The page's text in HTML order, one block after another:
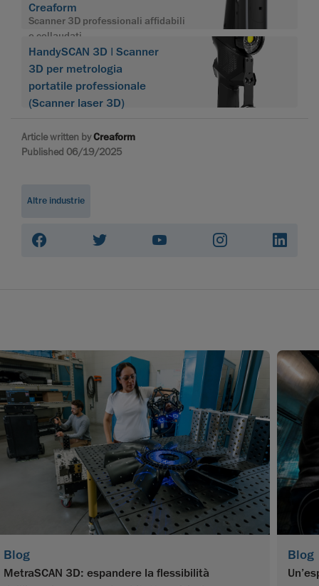
Creaform
Scanner 3D professionali affidabili
e collaudati
HandySCAN 3D | Scanner
3D per metrologia
portatile professionale
(Scanner laser 3D)
Article written byCreaform
Published 06/19/2025
Altre industrie
Blog
MetraSCAN 3D: espandere la flessibilità
Blog